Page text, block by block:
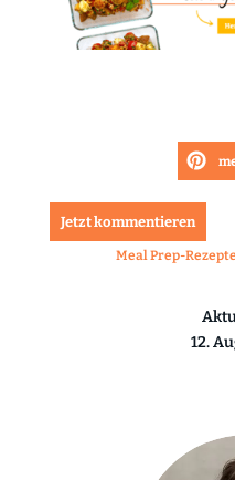
Jetzt kommentieren
Meal Prep-Rezepte
12.